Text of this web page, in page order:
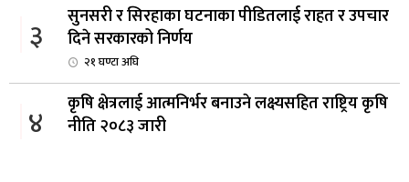
३
सुनसरी र सिरहाका घटनाका पीडितलाई राहत र उपचार
दिने सरकारको निर्णय
२१ घण्टा अघि
४
कृषि क्षेत्रलाई आत्मनिर्भर बनाउने लक्ष्यसहित राष्ट्रिय कृषि
नीति २०८३ जारी